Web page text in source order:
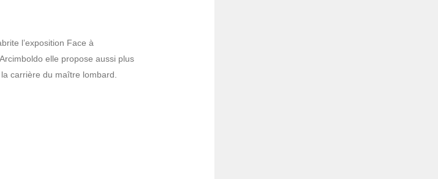
l’exposition Face à
elle propose aussi plus
carrière du maître lombard.